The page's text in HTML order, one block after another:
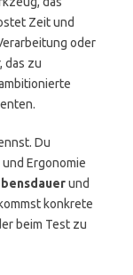
Zeit und
oder
das zu
Du
Ergonomie
und
konkrete
beim Test zu